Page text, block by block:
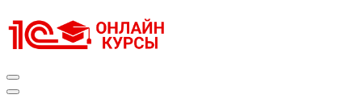
к
содержимому